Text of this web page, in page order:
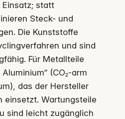
statt
Steck- und
Die Kunststoffe
und sind
Für Metallteile
(CO₂-arm
das der Hersteller
einsetzt. Wartungsteile
sind leicht zugänglich